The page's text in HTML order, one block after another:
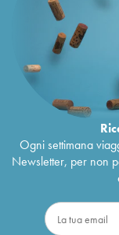
Ogni settimana
Newsletter, per non